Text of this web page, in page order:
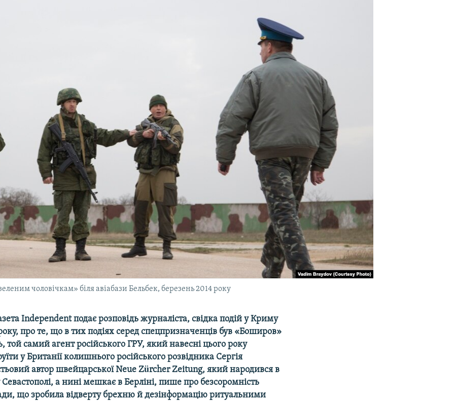
чоловічкам» біля авіабази Бельбек, березень 2014 року
Independent подає розповідь журналіста, свідка подій у Криму
про те, що в тих подіях серед спецпризначенців був «Боширов»
той самий агент російського ГРУ, який навесні цього року
у Британії колишнього російського розвідника Сергія
автор швейцарської Neue Zürcher Zeitung, який народився в
а нині мешкає в Берліні, пише про безсоромність
що зробила відверту брехню й дезінформацію ритуальними